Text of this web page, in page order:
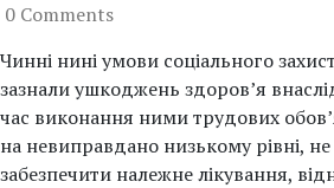
0 Comments
Чинні нині умови соціального
зазнали ушкоджень здоров’я
час виконання ними трудових
на невиправдано низькому рівні,
забезпечити належне лікування,